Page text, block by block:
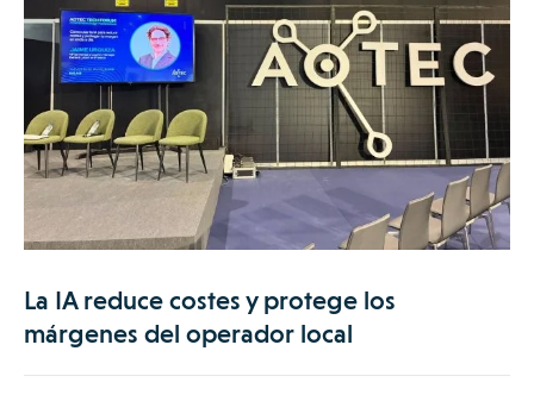
La IA reduce costes y protege los
márgenes del operador local